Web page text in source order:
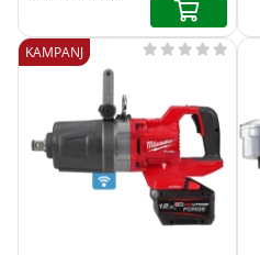
KAMPANJ     